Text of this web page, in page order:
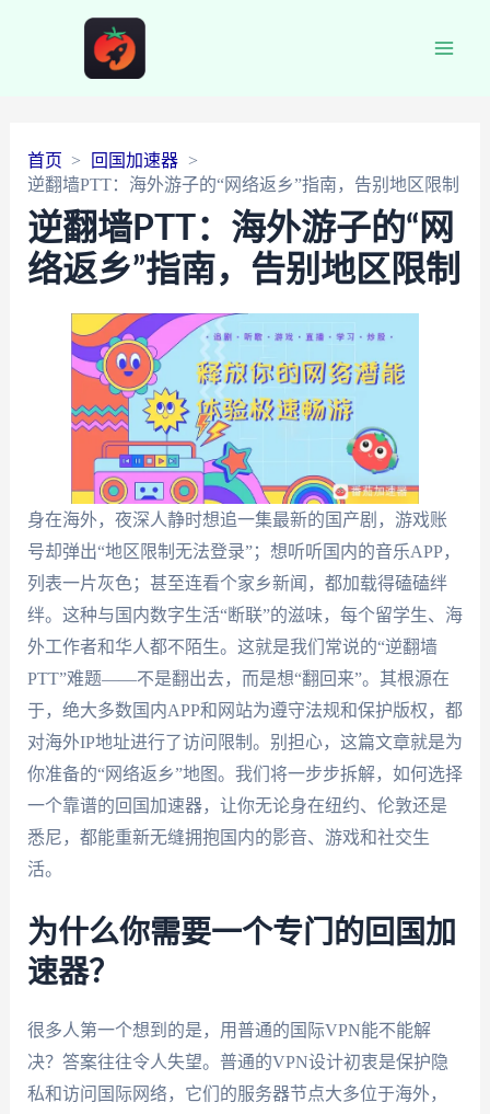
首页
回国加速器
逆翻墙PTT：海外游子的“网络返乡”指南，告别地区限制
逆翻墙PTT：海外游子的“网
络返乡”指南，告别地区限制
身在海外，夜深人静时想追一集最新的国产剧，游戏账
号却弹出“地区限制无法登录”；想听听国内的音乐APP，
列表一片灰色；甚至连看个家乡新闻，都加载得磕磕绊
绊。这种与国内数字生活“断联”的滋味，每个留学生、海
外工作者和华人都不陌生。这就是我们常说的“逆翻墙
PTT”难题——不是翻出去，而是想“翻回来”。其根源在
于，绝大多数国内APP和网站为遵守法规和保护版权，都
对海外IP地址进行了访问限制。别担心，这篇文章就是为
你准备的“网络返乡”地图。我们将一步步拆解，如何选择
一个靠谱的回国加速器，让你无论身在纽约、伦敦还是
悉尼，都能重新无缝拥抱国内的影音、游戏和社交生
活。
为什么你需要一个专门的回国加
速器？
很多人第一个想到的是，用普通的国际VPN能不能解
决？答案往往令人失望。普通的VPN设计初衷是保护隐
私和访问国际网络，它们的服务器节点大多位于海外，